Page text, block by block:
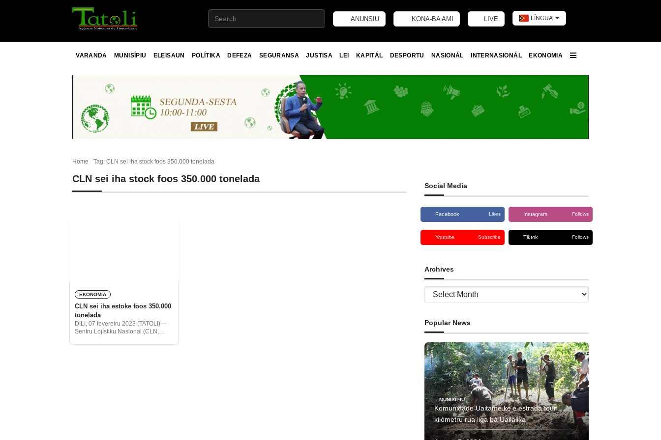
ANUNSIU KONA-BA AMI LIVE LÍNGUA
VARANDA MUNISÍPIU ELEISAUN POLÍTIKA DEFEZA SEGURANSA JUSTISA LEI KAPITÁL DESPORTU NASIONÁL INTERNASIONÁL
EKONOMIA
Home Tag: CLN sei iha stock foos 350.000 tonelada
CLN sei iha stock foos 350.000 tonelada
EKONOMIA
CLN sei iha estoke foos 350.000
tonelada
DILI, 07 fevereiru 2023 (TATOLI)—
Sentru Lojístiku Nasional (CLN,
Social Media
Facebook Likes Instagram Follows
Youtube Subscribe Tiktok Follows
Archives
Archives
Popular News
MUNISÍPIU
Komunidade Uaitame ke’e estrada foun
kilómetru rua liga bá Uailalika